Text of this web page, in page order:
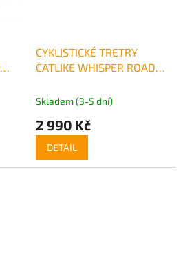
CYKLISTICKÉ TRETRY
CATLIKE WHISPER ROAD
Skladem (3-5 dní)
2 990 Kč
DETAIL